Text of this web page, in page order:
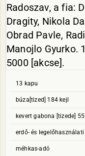
Radoszav, a fia:
Dragity, Nikola
Obrad Pavle,
Manojlo Gyurko.
5000 [akcse].
13 kapu
búza[tized] 184 kejl
kevert gabona [tizede]
erdő- és
méhkas-adó